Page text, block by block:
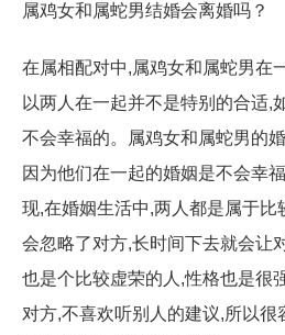
属鸡女和属蛇男结婚会离婚吗？
在属相配对中,属鸡女和属蛇男在
以两人在一起并不是特别的合适,
不会幸福的。属鸡女和属蛇男的
因为他们在一起的婚姻是不会幸
现,在婚姻生活中,两人都是属于比
会忽略了对方,长时间下去就会让
也是个比较虚荣的人,性格也是很
对方,不喜欢听别人的建议,所以很